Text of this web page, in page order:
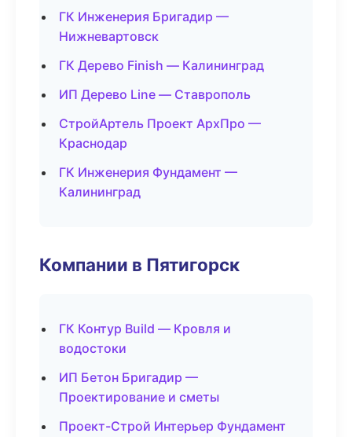
ГК Инженерия Бригадир —
Нижневартовск
ГК Дерево Finish — Калининград
ИП Дерево Line — Ставрополь
СтройАртель Проект АрхПро —
Краснодар
ГК Инженерия Фундамент —
Калининград
Компании в Пятигорск
ГК Контур Build — Кровля и
водостоки
ИП Бетон Бригадир —
Проектирование и сметы
Проект-Строй Интерьер Фундамент